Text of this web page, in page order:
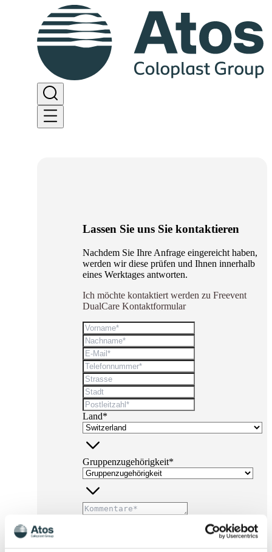
Lassen Sie uns Sie kontaktieren
Nachdem Sie Ihre Anfrage eingereicht haben,
werden wir diese prüfen und Ihnen innerhalb
eines Werktages antworten.
Ich möchte kontaktiert werden zu Freevent
DualCare Kontaktformular
Land*
Gruppenzugehörigkeit*